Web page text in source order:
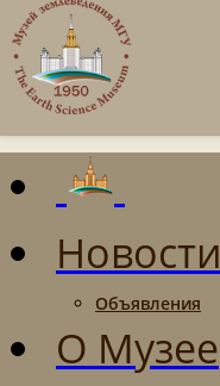
Новости
Объявления
О Музее